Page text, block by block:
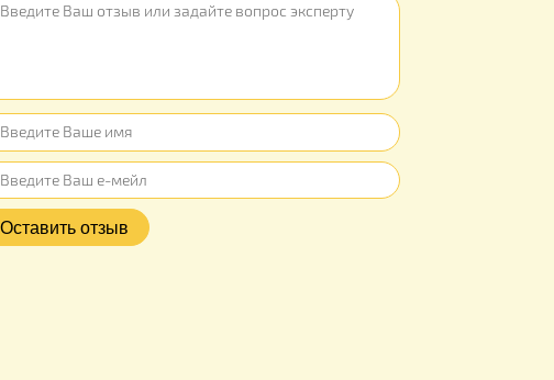
Отзывы
Нет отзывов об этом товаре. Ваш отзыв может быть первым
Оцените продукт